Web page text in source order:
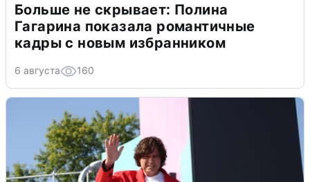
Больше не скрывает: Полина
Гагарина показала романтичные
кадры с новым избранником
6 августа 160